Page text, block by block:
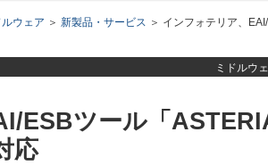
ルウェア ＞ 新製品・サービス ＞ インフォテリア、
ミドルウ
ESBツール「
応